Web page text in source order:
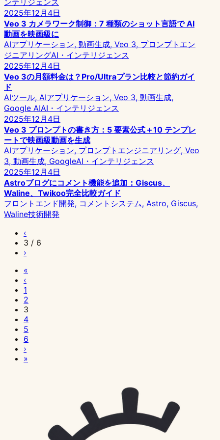
ンテリジェンス
2025年12月4日
Veo 3 カメラワーク制御：7 種類のショット言語で AI
動画を映画級に
AIアプリケーション, 動画生成, Veo 3, プロンプトエン
ジニアリングAI・インテリジェンス
2025年12月4日
Veo 3の月額料金は？Pro/Ultraプラン比較と節約ガイ
ド
AIツール, AIアプリケーション, Veo 3, 動画生成,
Google AIAI・インテリジェンス
2025年12月4日
Veo 3 プロンプトの書き方：5 要素公式＋10 テンプレ
ートで映画級動画を生成
AIアプリケーション, プロンプトエンジニアリング, Veo
3, 動画生成, GoogleAI・インテリジェンス
2025年12月4日
Astroブログにコメント機能を追加：Giscus、
Waline、Twikoo完全比較ガイド
フロントエンド開発, コメントシステム, Astro, Giscus,
Waline技術開発
‹
3 / 6
›
«
‹
1
2
3
4
5
6
›
»